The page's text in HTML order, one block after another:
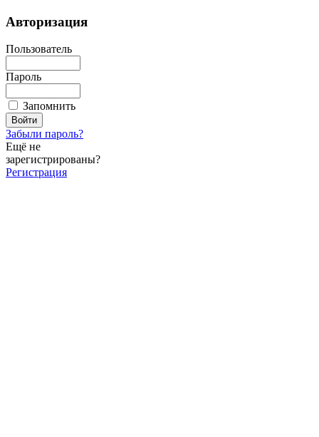
Авторизация
Пользователь
Пароль
Запомнить
Забыли пароль?
Ещё не
зарегистрированы?
Регистрация